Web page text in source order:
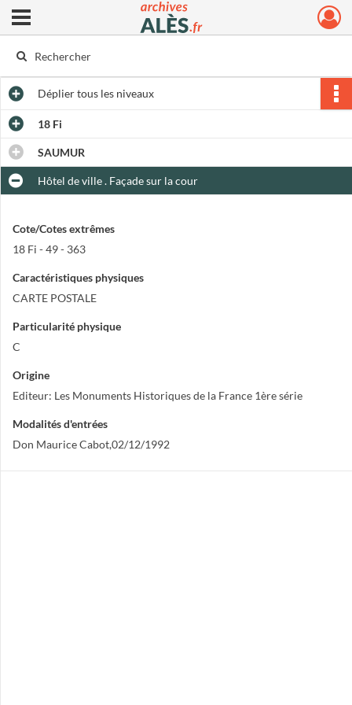
Archives municipales d'Alès
Ouvrir le menu déroulant
Dépliertous les niveaux
18 Fi
SAUMUR
Hôtel de ville . Façade sur la cour
Cote/Cotes extrêmes
18 Fi - 49 - 363
Caractéristiques physiques
CARTE POSTALE
Particularité physique
C
Origine
Editeur: Les Monuments Historiques de la France 1ère série
Modalités d'entrées
Don Maurice Cabot,02/12/1992